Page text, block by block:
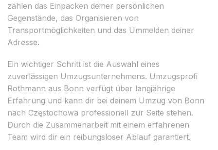
zählen das Einpacken deiner persönlichen
Gegenstände, das Organisieren von
Transportmöglichkeiten und das Ummelden deiner
Adresse.
Ein wichtiger Schritt ist die Auswahl eines
zuverlässigen Umzugsunternehmens. Umzugsprofi
Rothmann aus Bonn verfügt über langjährige
Erfahrung und kann dir bei deinem Umzug von Bonn
nach Częstochowa professionell zur Seite stehen.
Durch die Zusammenarbeit mit einem erfahrenen
Team wird dir ein reibungsloser Ablauf garantiert.